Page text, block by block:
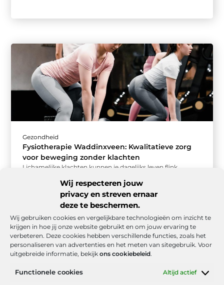
Wij respecteren jouw
privacy en streven ernaar
deze te beschermen.
Wij gebruiken cookies en vergelijkbare technologieën om inzicht te
krijgen in hoe jij onze website gebruikt en om jouw ervaring te
verbeteren. Deze cookies hebben verschillende functies, zoals het
personaliseren van advertenties en het meten van sitegebruik. Voor
uitgebreide informatie, bekijk ons cookiebeleid.
Functionele cookies Altijd actief
Gezondheid
Fysiotherapie Waddinxveen: Kwalitatieve zorg
voor beweging zonder klachten
Lichamelijke klachten kunnen je dagelijks leven flink
stijve gewrichten of herstel na ...